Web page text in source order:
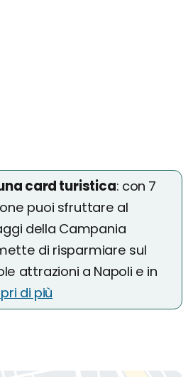
card turistica: con 7
puoi sfruttare al
della Campania
di risparmiare sul
attrazioni a Napoli e in
di più